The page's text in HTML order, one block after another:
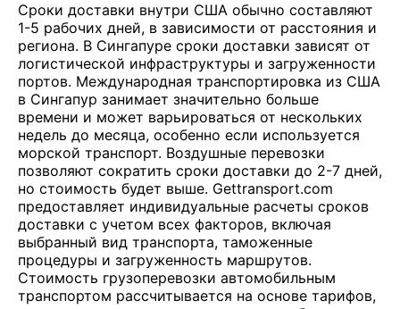
Сроки доставки внутри США обычно составляют
1-5 рабочих дней, в зависимости от расстояния и
региона. В Сингапуре сроки доставки зависят от
логистической инфраструктуры и загруженности
портов. Международная транспортировка из США
в Сингапур занимает значительно больше
времени и может варьироваться от нескольких
недель до месяца, особенно если используется
морской транспорт. Воздушные перевозки
позволяют сократить сроки доставки до 2-7 дней,
но стоимость будет выше. Gettransport.com
предоставляет индивидуальные расчеты сроков
доставки с учетом всех факторов, включая
выбранный вид транспорта, таможенные
процедуры и загруженность маршрутов.
Стоимость грузоперевозки автомобильным
транспортом рассчитывается на основе тарифов,